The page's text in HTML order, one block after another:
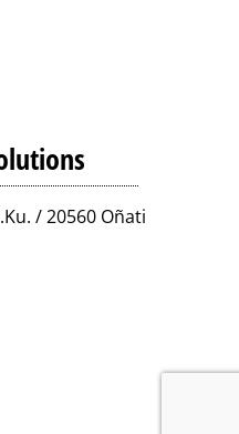
/ 20560 Oñati